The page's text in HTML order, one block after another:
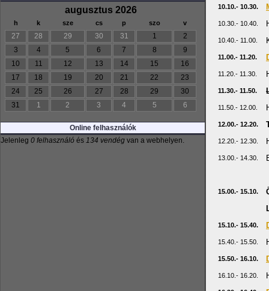
augusztus 2026
h k sze cs p szo v
27 28 29 30 31 1
2
3
4 5 6 7 8
9
10
11 12 13 14 15
16
17
18 19 20 21 22
23
24
25 26 27 28 29
30
31
1 2 3 4 5 6
Online felhasználók
Jelenleg 0 felhasználó és 134 vendég van a webhelyen.
10.10.- 10.30.
10.30.- 10.40.
10.40.- 11.00.
11.00.- 11.20.
11.20.- 11.30.
11.30.- 11.50.
11.50.- 12.00.
12.00.- 12.20.
12.20.- 12.30.
13.00.- 14.30.
15.00.- 15.10.
15.10.- 15.40.
15.40.- 15.50.
15.50.- 16.10.
16.10.- 16.20.